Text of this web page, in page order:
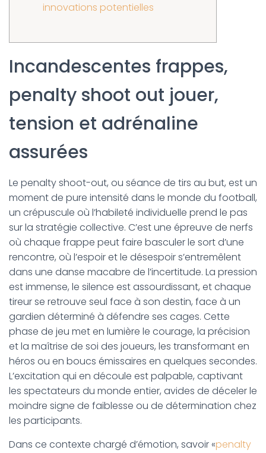
innovations potentielles
Incandescentes frappes,
penalty shoot out jouer,
tension et adrénaline
assurées
Le penalty shoot-out, ou séance de tirs au but, est un
moment de pure intensité dans le monde du football,
un crépuscule où l’habileté individuelle prend le pas
sur la stratégie collective. C’est une épreuve de nerfs
où chaque frappe peut faire basculer le sort d’une
rencontre, où l’espoir et le désespoir s’entremêlent
dans une danse macabre de l’incertitude. La pression
est immense, le silence est assourdissant, et chaque
tireur se retrouve seul face à son destin, face à un
gardien déterminé à défendre ses cages. Cette
phase de jeu met en lumière le courage, la précision
et la maîtrise de soi des joueurs, les transformant en
héros ou en boucs émissaires en quelques secondes.
L’excitation qui en découle est palpable, captivant
les spectateurs du monde entier, avides de déceler le
moindre signe de faiblesse ou de détermination chez
les participants.
Dans ce contexte chargé d’émotion, savoir «penalty